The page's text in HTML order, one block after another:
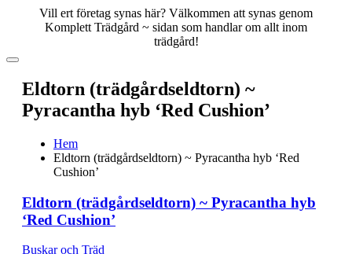
Vill ert företag synas här? Välkommen att synas genom
Komplett Trädgård ~ sidan som handlar om allt inom
trädgård!
Eldtorn (trädgårdseldtorn) ~
Pyracantha hyb ‘Red Cushion’
Hem
Eldtorn (trädgårdseldtorn) ~ Pyracantha hyb ‘Red
Cushion’
Eldtorn (trädgårdseldtorn) ~ Pyracantha hyb
‘Red Cushion’
Buskar och Träd